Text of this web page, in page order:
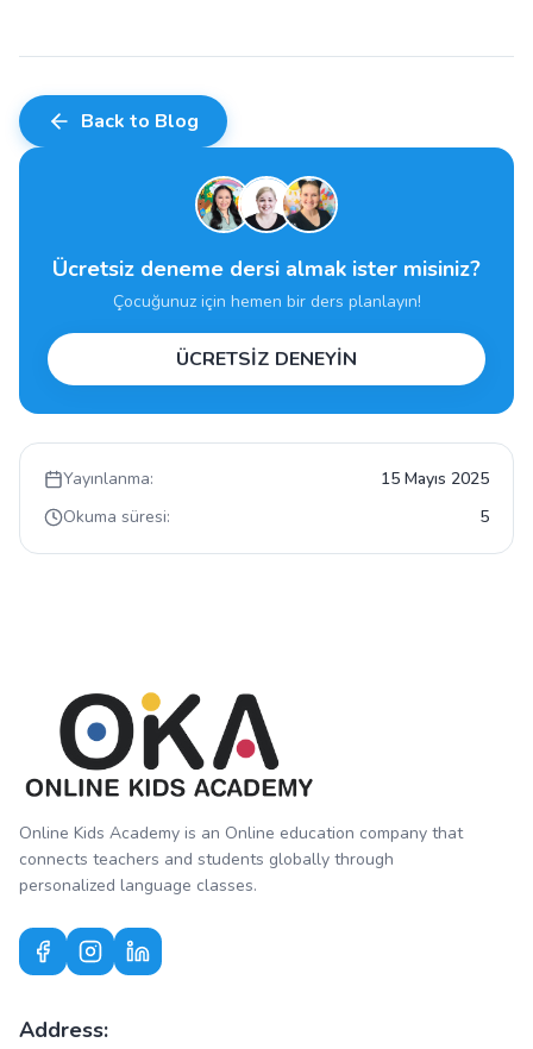
Back to Blog
Ücretsiz deneme dersi almak ister misiniz?
Çocuğunuz için hemen bir ders planlayın!
ÜCRETSİZ DENEYİN
Yayınlanma:
15 Mayıs 2025
Okuma süresi:
5
Online Kids Academy is an Online education company that
connects teachers and students globally through
personalized language classes.
Address: